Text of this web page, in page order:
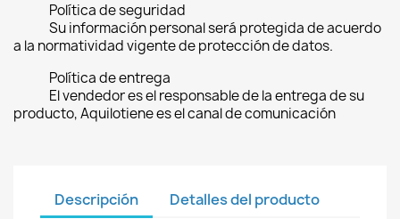
Política de seguridad
Su información personal será protegida de acuerdo
a la normatividad vigente de protección de datos.
Política de entrega
El vendedor es el responsable de la entrega de su
producto, Aquilotiene es el canal de comunicación
Descripción Detalles del producto